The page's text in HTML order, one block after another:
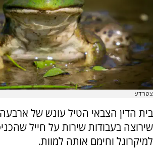
צפרדע
בית הדין הצבאי הטיל עונש של
שירוצה בעבודות שירות על חייל
למיקרוגל וחימם אותה למוות.